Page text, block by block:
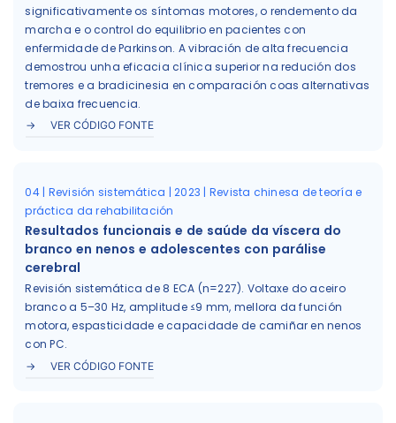
significativamente os síntomas motores, o rendemento da
marcha e o control do equilibrio en pacientes con
enfermidade de Parkinson. A vibración de alta frecuencia
demostrou unha eficacia clínica superior na redución dos
tremores e a bradicinesia en comparación coas alternativas
de baixa frecuencia.
VER CÓDIGO FONTE
04 | Revisión sistemática | 2023 | Revista chinesa de teoría e
práctica da rehabilitación
Resultados funcionais e de saúde da víscera do
branco en nenos e adolescentes con parálise
cerebral
Revisión sistemática de 8 ECA (n=227). Voltaxe do aceiro
branco a 5–30 Hz, amplitude ≤9 mm, mellora da función
motora, espasticidade e capacidade de camiñar en nenos
con PC.
VER CÓDIGO FONTE